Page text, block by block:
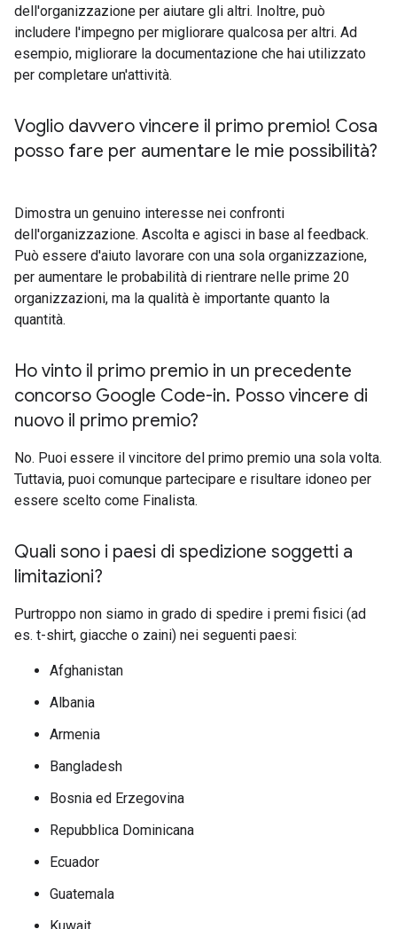
dell'organizzazione per aiutare gli altri. Inoltre, può
includere l'impegno per migliorare qualcosa per altri. Ad
esempio, migliorare la documentazione che hai utilizzato
per completare un'attività.
Voglio davvero vincere il primo premio! Cosa
posso fare per aumentare le mie possibilità?
Dimostra un genuino interesse nei confronti
dell'organizzazione. Ascolta e agisci in base al feedback.
Può essere d'aiuto lavorare con una sola organizzazione,
per aumentare le probabilità di rientrare nelle prime 20
organizzazioni, ma la qualità è importante quanto la
quantità.
Ho vinto il primo premio in un precedente
concorso Google Code-in. Posso vincere di
nuovo il primo premio?
No. Puoi essere il vincitore del primo premio una sola volta.
Tuttavia, puoi comunque partecipare e risultare idoneo per
essere scelto come Finalista.
Quali sono i paesi di spedizione soggetti a
limitazioni?
Purtroppo non siamo in grado di spedire i premi fisici (ad
es. t-shirt, giacche o zaini) nei seguenti paesi:
Afghanistan
Albania
Armenia
Bangladesh
Bosnia ed Erzegovina
Repubblica Dominicana
Ecuador
Guatemala